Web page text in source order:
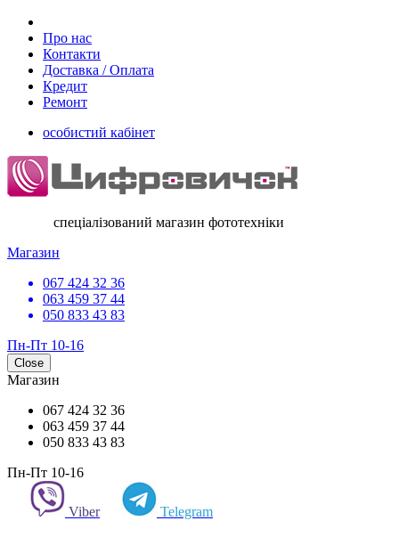
Про нас
Контакти
Доставка / Оплата
Кредит
Ремонт
особистий кабінет
спеціалізований магазин фототехніки
Магазин
067 424 32 36
063 459 37 44
050 833 43 83
Пн-Пт 10-16
Close
Магазин
067 424 32 36
063 459 37 44
050 833 43 83
Пн-Пт 10-16
Viber Telegram